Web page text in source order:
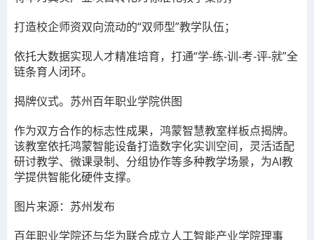
打造校企师资双向流动的“双师型”教学队伍；
依托大数据实现人才精准培育，打通“学-练-训-考-评-就”全
链条育人闭环。
揭牌仪式。苏州百年职业学院供图
作为双方合作的标志性成果， 鸿蒙智慧教室样板点揭牌。
该教室依托鸿蒙智能设备打造数字化实训空间，灵活适配
研讨教学、微课录制、分组协作等多种教学场景，为AI教
学提供智能化硬件支撑。
图片来源：苏州发布
百年职业学院还与华为联合成立人工智能产业学院理事